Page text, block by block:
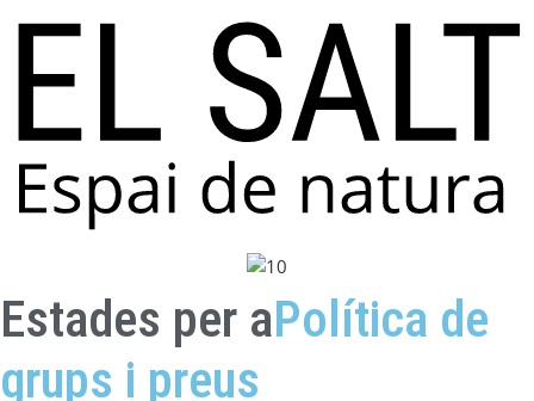
Estades per aPolítica de
grups i preus